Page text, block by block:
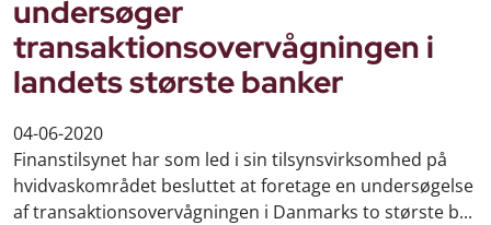
undersøger
transaktionsovervågningen i
landets største banker
04-06-2020
Finanstilsynet har som led i sin tilsynsvirksomhed på
hvidvaskområdet besluttet at foretage en undersøgelse
af transaktionsovervågningen i Danmarks to største b...